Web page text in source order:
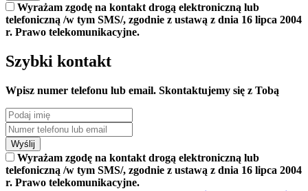
Wyrażam zgodę na kontakt drogą elektroniczną lub
telefoniczną /w tym SMS/, zgodnie z ustawą z dnia 16 lipca 2004
r. Prawo telekomunikacyjne.
Szybki kontakt
Wpisz numer telefonu lub email. Skontaktujemy się z Tobą
Wyślij
Wyrażam zgodę na kontakt drogą elektroniczną lub
telefoniczną /w tym SMS/, zgodnie z ustawą z dnia 16 lipca 2004
r. Prawo telekomunikacyjne.